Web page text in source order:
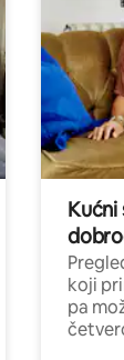
Kućni
koji
pa